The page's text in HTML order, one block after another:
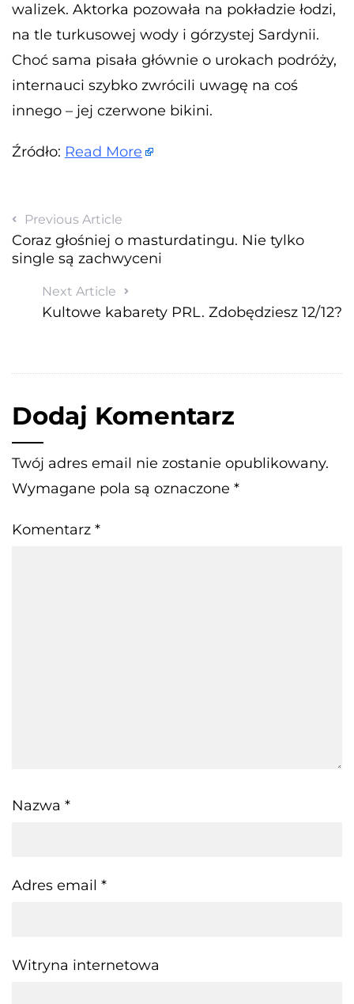
walizek. Aktorka pozowała na pokładzie łodzi,
na tle turkusowej wody i górzystej Sardynii.
Choć sama pisała głównie o urokach podróży,
internauci szybko zwrócili uwagę na coś
innego – jej czerwone bikini.
Źródło: Read More
Previous Article
Coraz głośniej o masturdatingu. Nie tylko
single są zachwyceni
Next Article
Kultowe kabarety PRL. Zdobędziesz 12/12?
Dodaj Komentarz
Twój adres email nie zostanie opublikowany.
Wymagane pola są oznaczone *
Komentarz *
Nazwa *
Adres email *
Witryna internetowa